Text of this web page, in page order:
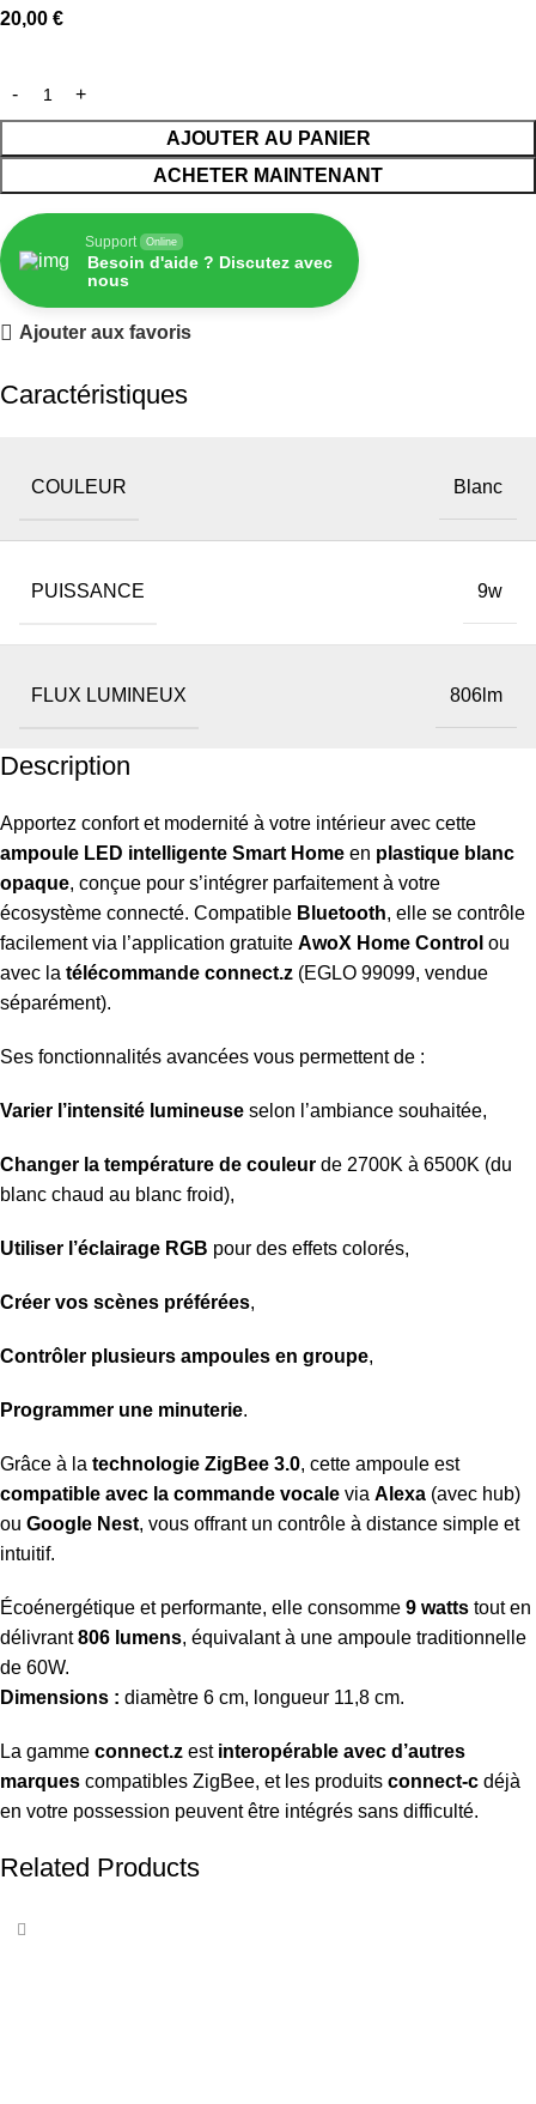
20,00 €
AJOUTER AU PANIER
ACHETER MAINTENANT
Support Online
Besoin d'aide ? Discutez avec
nous
Ajouter aux favoris
Caractéristiques
COULEUR Blanc
PUISSANCE 9w
FLUX LUMINEUX 806lm
Description
Apportez confort et modernité à votre intérieur avec cette
ampoule LED intelligente Smart Home en plastique blanc
opaque, conçue pour s’intégrer parfaitement à votre
écosystème connecté. Compatible Bluetooth, elle se contrôle
facilement via l’application gratuite AwoX Home Control ou
avec la télécommande connect.z (EGLO 99099, vendue
séparément).
Ses fonctionnalités avancées vous permettent de :
Varier l’intensité lumineuse selon l’ambiance souhaitée,
Changer la température de couleur de 2700K à 6500K (du
blanc chaud au blanc froid),
Utiliser l’éclairage RGB pour des effets colorés,
Créer vos scènes préférées,
Contrôler plusieurs ampoules en groupe,
Programmer une minuterie.
Grâce à la technologie ZigBee 3.0, cette ampoule est
compatible avec la commande vocale via Alexa (avec hub)
ou Google Nest, vous offrant un contrôle à distance simple et
intuitif.
Écoénergétique et performante, elle consomme 9 watts tout en
délivrant806 lumens, équivalant à une ampoule traditionnelle
de 60W.
Dimensions : diamètre 6 cm, longueur 11,8 cm.
La gamme connect.z est interopérable avec d’autres
marques compatibles ZigBee, et les produits connect-c déjà
en votre possession peuvent être intégrés sans difficulté.
Related Products